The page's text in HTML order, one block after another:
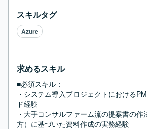
スキルタグ
Azure
求めるスキル
■必須スキル：
・システム導入プロジェクトにおける
ド経験
・大手コンサルファーム流の提案書の
方）に基づいた資料作成の実務経験